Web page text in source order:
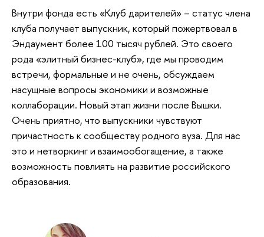
Внутри фонда есть «Клуб дарителей» – статус члена
клуба получает выпускник, который пожертвовал в
Эндаумент более 100 тысяч рублей. Это своего
рода «элитный бизнес-клуб», где мы проводим
встречи, формальные и не очень, обсуждаем
насущные вопросы экономики и возможные
коллаборации. Новый этап жизни после Вышки.
Очень приятно, что выпускники чувствуют
причастность к сообществу родного вуза. Для нас
это и нетворкинг и взаимообогащение, а также
возможность повлиять на развитие российского
образования.